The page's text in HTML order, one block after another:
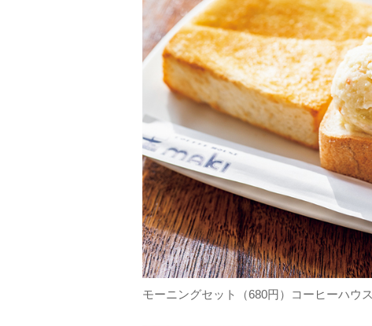
モーニングセット（680円）コーヒーハウ